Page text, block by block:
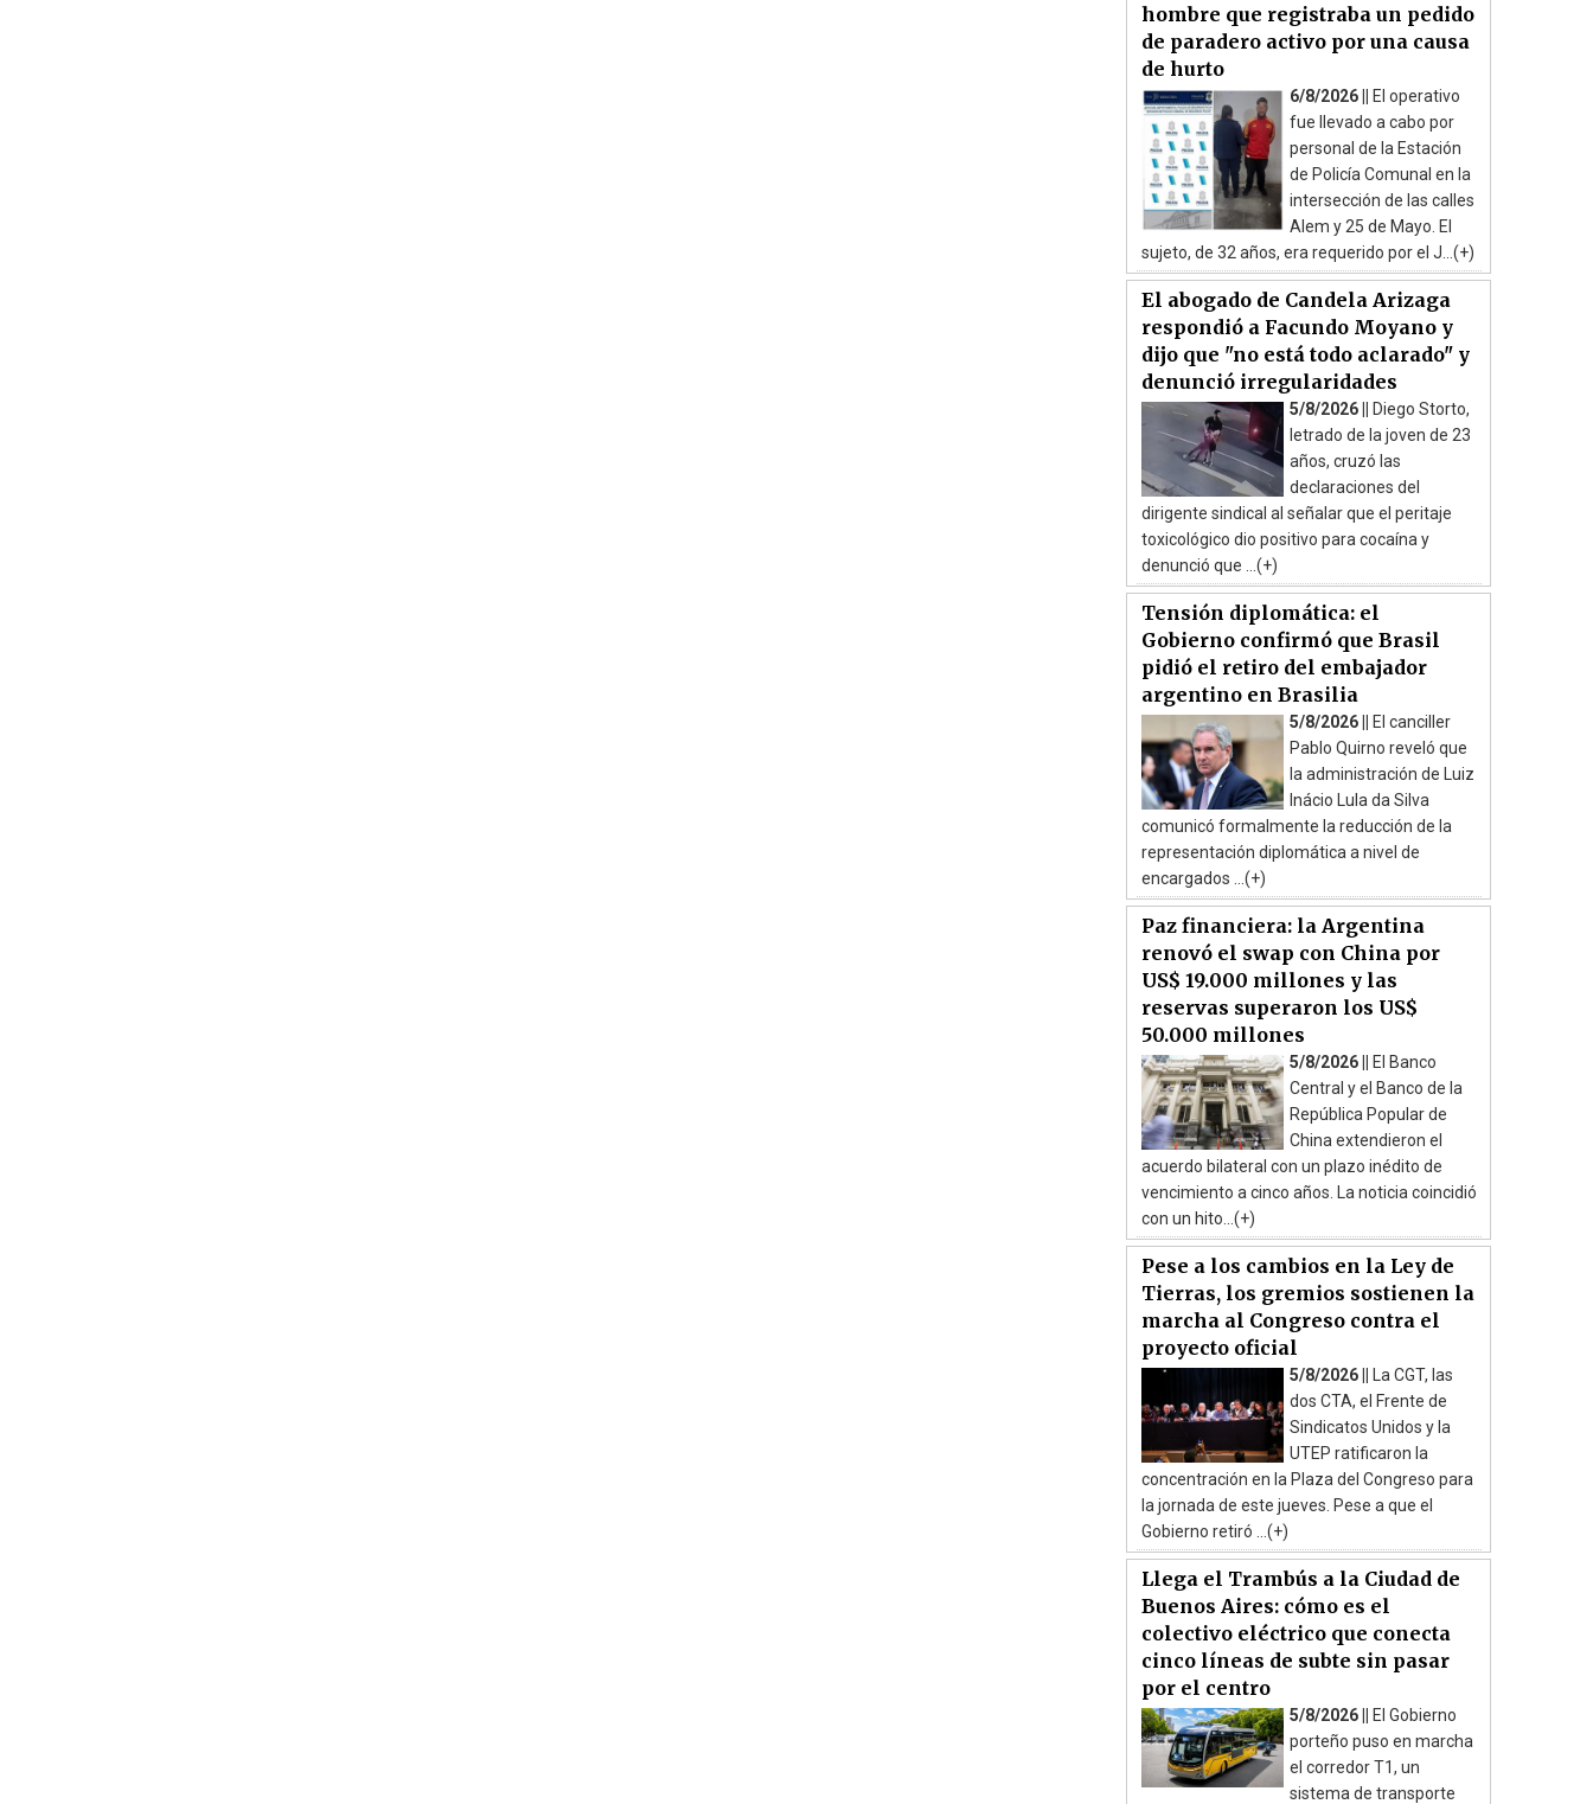
hombre que registraba un pedido
de paradero activo por una causa
de hurto
6/8/2026 ||
El operativo
fue llevado a cabo por
personal de la Estación
de Policía Comunal en la
intersección de las calles
Alem y 25 de Mayo. El
sujeto, de 32 años, era requerido por el J...(+)
El abogado de Candela Arizaga
respondió a Facundo Moyano y
dijo que "no está todo aclarado" y
denunció irregularidades
5/8/2026 ||
Diego Storto,
letrado de la joven de 23
años, cruzó las
declaraciones del
dirigente sindical al señalar que el peritaje
toxicológico dio positivo para cocaína y
denunció que ...(+)
Tensión diplomática: el
Gobierno confirmó que Brasil
pidió el retiro del embajador
argentino en Brasilia
5/8/2026 ||
El canciller
Pablo Quirno reveló que
la administración de Luiz
Inácio Lula da Silva
comunicó formalmente la reducción de la
representación diplomática a nivel de
encargados ...(+)
Paz financiera: la Argentina
renovó el swap con China por
US$ 19.000 millones y las
reservas superaron los US$
50.000 millones
5/8/2026 ||
El Banco
Central y el Banco de la
República Popular de
China extendieron el
acuerdo bilateral con un plazo inédito de
vencimiento a cinco años. La noticia coincidió
con un hito...(+)
Pese a los cambios en la Ley de
Tierras, los gremios sostienen la
marcha al Congreso contra el
proyecto oficial
5/8/2026 ||
La CGT, las
dos CTA, el Frente de
Sindicatos Unidos y la
UTEP ratificaron la
concentración en la Plaza del Congreso para
la jornada de este jueves. Pese a que el
Gobierno retiró ...(+)
Llega el Trambús a la Ciudad de
Buenos Aires: cómo es el
colectivo eléctrico que conecta
cinco líneas de subte sin pasar
por el centro
5/8/2026 ||
El Gobierno
porteño puso en marcha
el corredor T1, un
sistema de transporte